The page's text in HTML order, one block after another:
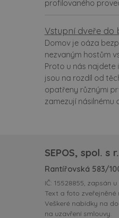
profilovaného
Vstupní dveře do
Domov je oáza
nezvaným hostům
Proto u nás najdete
jsou na rozdíl od
opatřeny různými
zamezují násilnému
SEPOS, spol. s
Rantířovská 583/
IČ: 15528855, zapsán
Text a foto zveřejněné
Veškeré nabídky na
na uzavření smlouvy.